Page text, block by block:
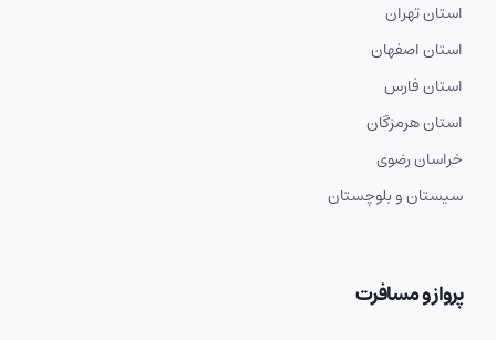
استان تهران
استان اصفهان
استان فارس
استان هرمزگان
خراسان رضوی
سیستان و بلوچستان
پرواز و مسافرت